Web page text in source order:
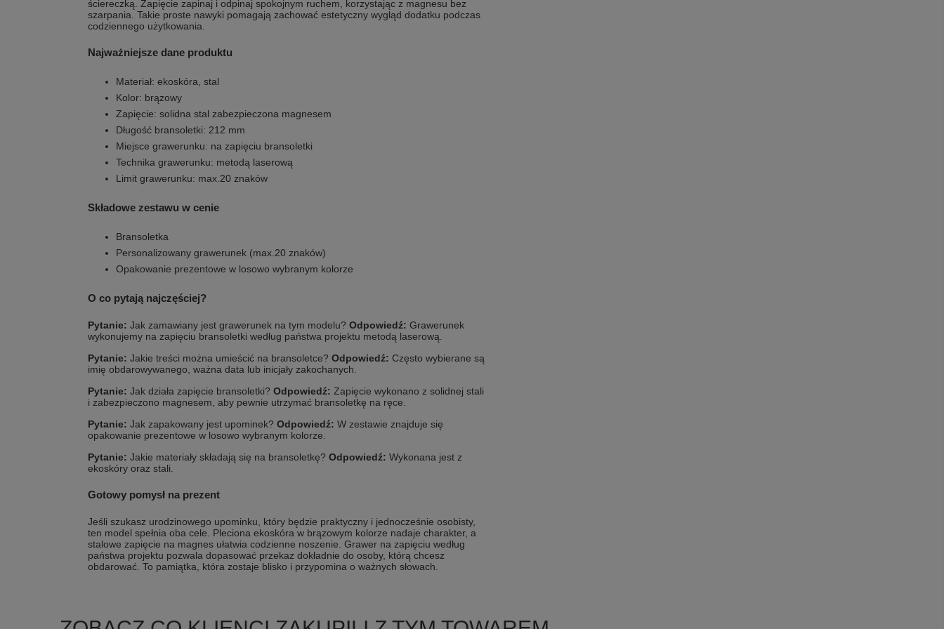
ściereczką. Zapięcie zapinaj i odpinaj spokojnym ruchem, korzystając z magnesu bez
szarpania. Takie proste nawyki pomagają zachować estetyczny wygląd dodatku podczas
codziennego użytkowania.
Najważniejsze dane produktu
Materiał: ekoskóra, stal
Kolor: brązowy
Zapięcie: solidna stal zabezpieczona magnesem
Długość bransoletki: 212 mm
Miejsce grawerunku: na zapięciu bransoletki
Technika grawerunku: metodą laserową
Limit grawerunku: max.20 znaków
Składowe zestawu w cenie
Bransoletka
Personalizowany grawerunek (max.20 znaków)
Opakowanie prezentowe w losowo wybranym kolorze
O co pytają najczęściej?
Pytanie: Jak zamawiany jest grawerunek na tym modelu? Odpowiedź: Grawerunek
wykonujemy na zapięciu bransoletki według państwa projektu metodą laserową.
Pytanie: Jakie treści można umieścić na bransoletce? Odpowiedź: Często wybierane są
imię obdarowywanego, ważna data lub inicjały zakochanych.
Pytanie: Jak działa zapięcie bransoletki? Odpowiedź: Zapięcie wykonano z solidnej stali
i zabezpieczono magnesem, aby pewnie utrzymać bransoletkę na ręce.
Pytanie: Jak zapakowany jest upominek? Odpowiedź: W zestawie znajduje się
opakowanie prezentowe w losowo wybranym kolorze.
Pytanie: Jakie materiały składają się na bransoletkę? Odpowiedź: Wykonana jest z
ekoskóry oraz stali.
Gotowy pomysł na prezent
Jeśli szukasz urodzinowego upominku, który będzie praktyczny i jednocześnie osobisty,
ten model spełnia oba cele. Pleciona ekoskóra w brązowym kolorze nadaje charakter, a
stalowe zapięcie na magnes ułatwia codzienne noszenie. Grawer na zapięciu według
państwa projektu pozwala dopasować przekaz dokładnie do osoby, którą chcesz
obdarować. To pamiątka, która zostaje blisko i przypomina o ważnych słowach.